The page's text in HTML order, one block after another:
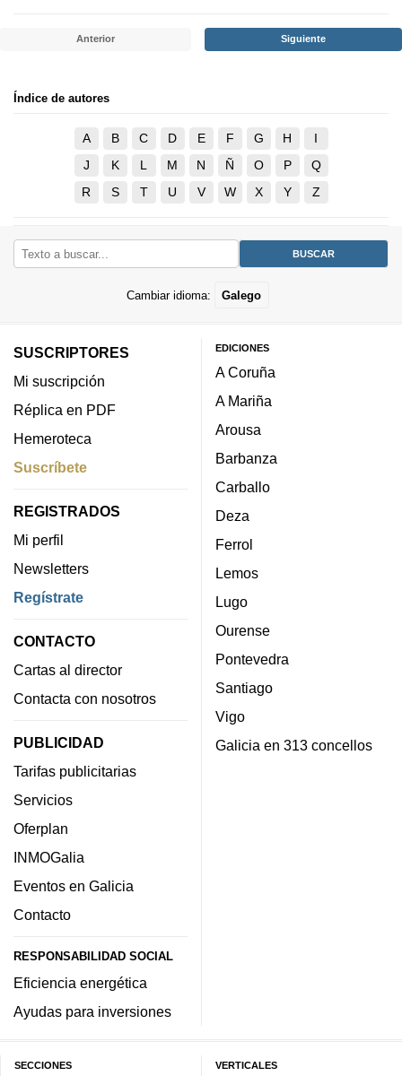
Anterior Siguiente
Índice de autores
A B C D E F G H
I
J
K L M N Ñ O P
Q
R
S T U V W X Y Z
Cambiar idioma: Galego
SUSCRIPTORES
Mi suscripción
Réplica en PDF
Hemeroteca
Suscríbete
REGISTRADOS
Mi perfil
Newsletters
Regístrate
CONTACTO
Cartas al director
Contacta con nosotros
PUBLICIDAD
Tarifas publicitarias
Servicios
Oferplan
INMOGalia
Eventos en Galicia
Contacto
RESPONSABILIDAD SOCIAL
Eficiencia energética
Ayudas para inversiones
EDICIONES
A Coruña
A Mariña
Arousa
Barbanza
Carballo
Deza
Ferrol
Lemos
Lugo
Ourense
Pontevedra
Santiago
Vigo
Galicia en 313 concellos
SECCIONES VERTICALES